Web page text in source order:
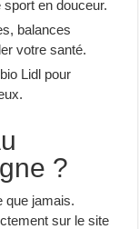
en douceur.
balances
votre santé.
Lidl pour
?
que jamais.
sur le site